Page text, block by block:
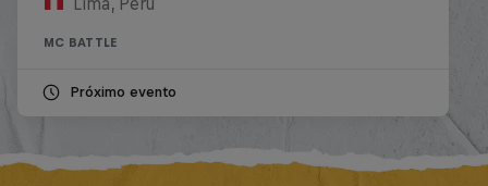
MC BATTLE
Próximo evento